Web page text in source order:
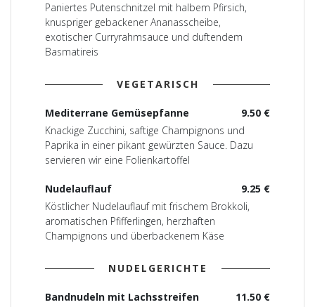
Paniertes Putenschnitzel mit halbem Pfirsich,
knuspriger gebackener Ananasscheibe,
exotischer Curryrahmsauce und duftendem
Basmatireis
VEGETARISCH
9.50 €
Mediterrane Gemüsepfanne
Knackige Zucchini, saftige Champignons und
Paprika in einer pikant gewürzten Sauce. Dazu
servieren wir eine Folienkartoffel
9.25 €
Nudelauflauf
Köstlicher Nudelauflauf mit frischem Brokkoli,
aromatischen Pfifferlingen, herzhaften
Champignons und überbackenem Käse
NUDELGERICHTE
11.50 €
Bandnudeln mit Lachsstreifen